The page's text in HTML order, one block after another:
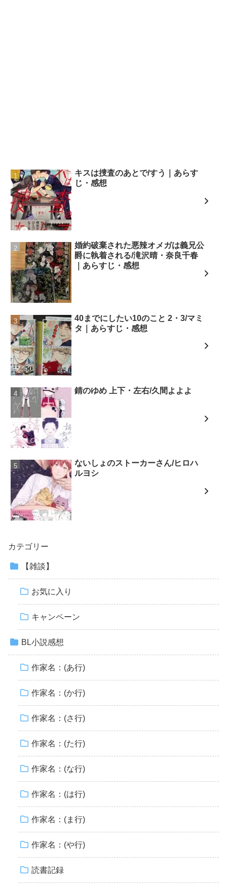
キスは捜査のあとで/すう｜あらす
じ・感想
婚約破棄された悪辣オメガは義兄公
爵に執着される/滝沢晴・奈良千春
｜あらすじ・感想
40までにしたい10のこと 2・3/マミ
タ｜あらすじ・感想
錆のゆめ 上下・左右/久間よよよ
ないしょのストーカーさん/ヒロハ
ルヨシ
カテゴリー
【雑談】
お気に入り
キャンペーン
BL小説感想
作家名：(あ行)
作家名：(か行)
作家名：(さ行)
作家名：(た行)
作家名：(な行)
作家名：(は行)
作家名：(ま行)
作家名：(や行)
読書記録